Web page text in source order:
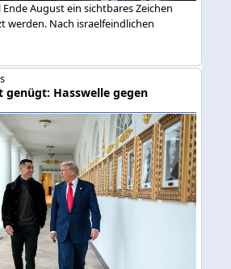
August ein sichtbares Zeichen
werden. Nach israelfeindlichen
genügt: Hasswelle gegen